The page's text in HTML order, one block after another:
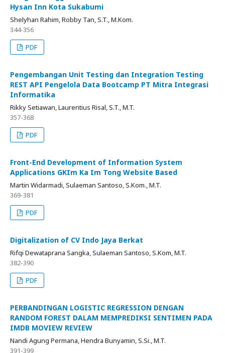
Hysan Inn Kota Sukabumi
Shelyhan Rahim, Robby Tan, S.T., M.Kom.
344-356
PDF
Pengembangan Unit Testing dan Integration Testing
REST API Pengelola Data Bootcamp PT Mitra Integrasi
Informatika
Rikky Setiawan, Laurentius Risal, S.T., M.T.
357-368
PDF
Front-End Development of Information System
Applications GKIm Ka Im Tong Website Based
Martin Widarmadi, Sulaeman Santoso, S.Kom., M.T.
369-381
PDF
Digitalization of CV Indo Jaya Berkat
Rifqi Dewataprana Sangka, Sulaeman Santoso, S.Kom, M.T.
382-390
PDF
PERBANDINGAN LOGISTIC REGRESSION DENGAN
RANDOM FOREST DALAM MEMPREDIKSI SENTIMEN PADA
IMDB MOVIEW REVIEW
Nandi Agung Permana, Hendra Bunyamin, S.Si., M.T.
391-399